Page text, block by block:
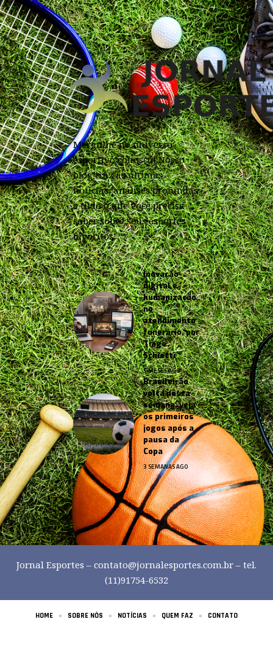
Mergulhe no universo
esportivo conosco! Nosso
blog traz as últimas
notícias, análises profundas
e tudo o que você precisa
saber sobre seus esportes
favoritos.
Inovação
digital e
humanização
no
atendimento
funerário, por
Tiago
Schietti
5 MESES AGO
Brasileirão
volta nesta
semana: veja
os primeiros
jogos após a
pausa da
Copa
3 SEMANAS AGO
Jornal Esportes – contato@jornalesportes.com.br – tel.
(11)91754-6532
HOME SOBRE NÓS NOTÍCIAS QUEM FAZ CONTATO